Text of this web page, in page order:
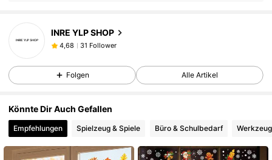
INRE YLP SHOP
4,68
31 Follower
t***5 istVor 1 Tag
4,68 31 Follower
4,68
4,68
Folgen Alle Artikel
Könnte Dir Auch Gefallen
Empfehlungen Spielzeug & Spiele Büro & Schulbedarf